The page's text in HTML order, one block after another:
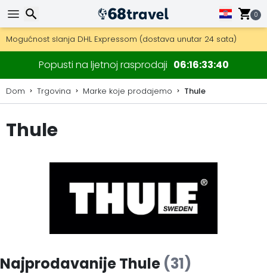
0
Besplatna dostava za narudžbe iznad 149 €.
Mogućnost slanja DHL Expressom (dostava unutar 24 sata)
30 dana za povrat, 90 dana za drvene karte i dekoracije.
Popusti na ljetnoj rasprodaji 06 16 33 38
Dom Trgovina Marke koje prodajemo Thule
Thule
Najprodavanije Thule (31)
Traži